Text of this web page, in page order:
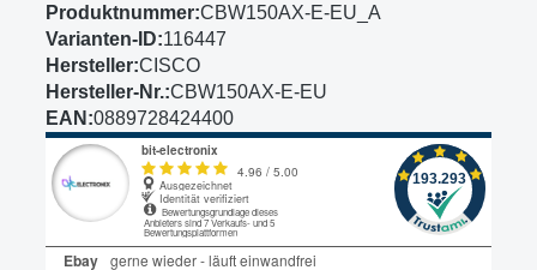
Produktnummer:CBW150AX-E-EU_A
Varianten-ID:116447
Hersteller:CISCO
Hersteller-Nr.:CBW150AX-E-EU
EAN:0889728424400